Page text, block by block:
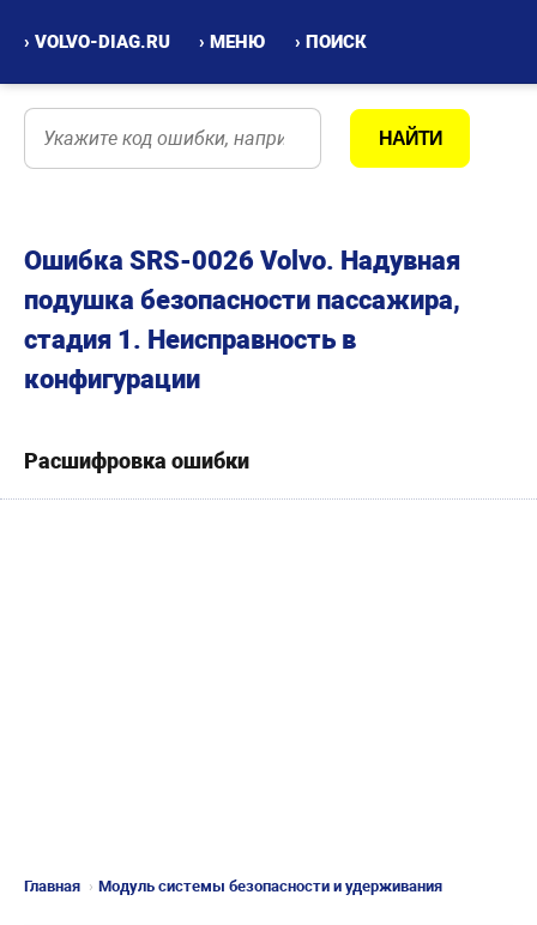
› VOLVO-DIAG.RU › МЕНЮ › ПОИСК
Ошибка SRS-0026 Volvo. Надувная
подушка безопасности пассажира,
стадия 1. Неисправность в
конфигурации
Расшифровка ошибки
Главная › Модуль системы безопасности и удерживания